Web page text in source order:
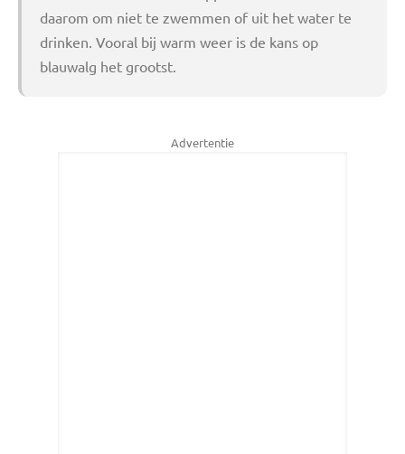
daarom om niet te zwemmen of uit het water te
drinken. Vooral bij warm weer is de kans op
blauwalg het grootst.
Advertentie